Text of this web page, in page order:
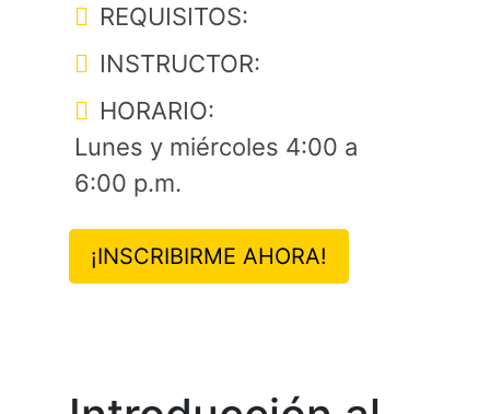
REQUISITOS:
INSTRUCTOR:
HORARIO:
Lunes y miércoles 4:00 a
6:00 p.m.
¡INSCRIBIRME AHORA!